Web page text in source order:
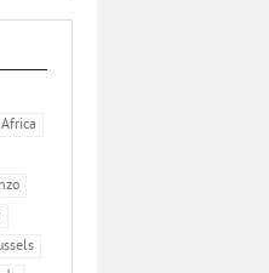
Africa